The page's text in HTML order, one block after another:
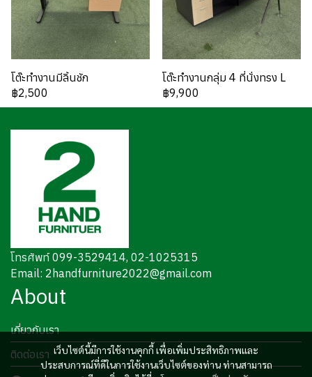
โต๊ะทำงานมีลิ้นชัก
฿2,500
โต๊ะทำงานกลุ่ม 4 ที่นั่งทรง L
฿9,900
เว็บไซต์นี้มีการใช้งานคุกกี้ เพื่อเพิ่มประสิทธิภาพและ
ประสบการณ์ที่ดีในการใช้งานเว็บไซต์ของท่าน ท่านสามารถ
โทรศัพท์ 099-3529414, 02-1025315
Email: 2handfurniture2022@gmail.com
About
เกี่ยวกับเรา
ติดต่อเรา